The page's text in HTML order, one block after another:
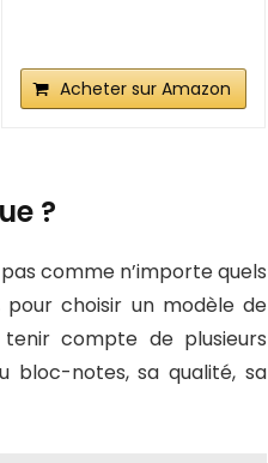
Acheter sur Amazon
?
comme n’importe quels
pour choisir un modèle de
compte de plusieurs
bloc-notes, sa qualité, sa